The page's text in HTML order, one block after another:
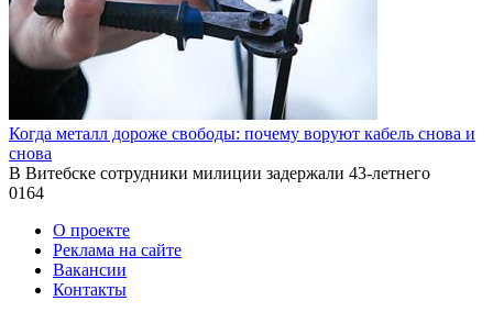
Когда металл дороже свободы: почему воруют кабель снова и
снова
В Витебске сотрудники милиции задержали 43-летнего
0164
О проекте
Реклама на сайте
Вакансии
Контакты